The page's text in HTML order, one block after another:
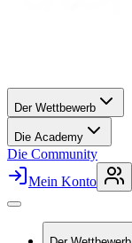
Der Wettbewerb
Die Academy
Die Community
Mein Konto